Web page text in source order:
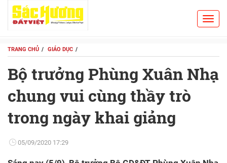
TRANG CHỦ GIÁO DỤC
Bộ trưởng Phùng Xuân Nhạ
chung vui cùng thầy trò
trong ngày khai giảng
05/09/2020 17:29